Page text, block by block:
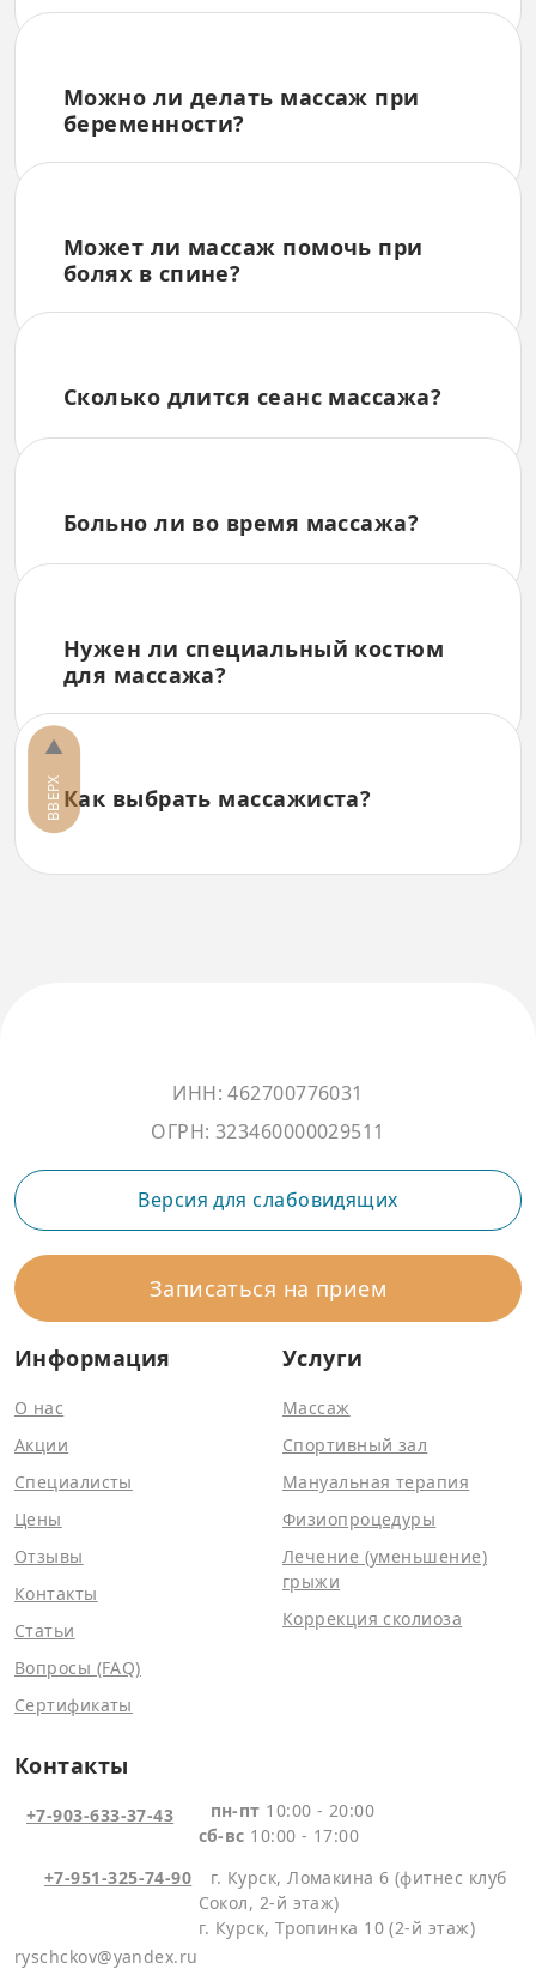
Можно ли делать массаж при
беременности?
Может ли массаж помочь при
болях в спине?
Сколько длится сеанс массажа?
Больно ли во время массажа?
Нужен ли специальный костюм
для массажа?
Как выбрать массажиста?
ИНН: 462700776031
ОГРН: 323460000029511
Версия для слабовидящих
Записаться на прием
Информация
О нас
Акции
Специалисты
Цены
Отзывы
Контакты
Статьи
Вопросы (FAQ)
Сертификаты
Услуги
Массаж
Спортивный зал
Мануальная терапия
Физиопроцедуры
Лечение (уменьшение)
грыжи
Коррекция сколиоза
Контакты
+7-903-633-37-43
+7-951-325-74-90
ryschckov@yandex.ru
пн-пт 10:00 - 20:00
сб-вс 10:00 - 17:00
г. Курск, Ломакина 6 (фитнес клуб
Сокол, 2-й этаж)
г. Курск, Тропинка 10 (2-й этаж)
ВВЕРХ
▲